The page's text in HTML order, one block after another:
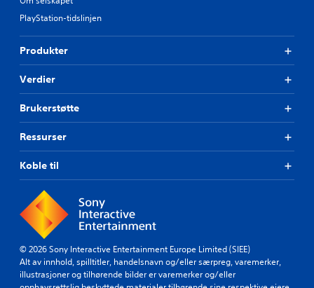
PlayStation-tidslinjen
Produkter
Verdier
Brukerstøtte
Ressurser
Koble til
© 2026 Sony Interactive Entertainment Europe Limited (SIEE)
Alt av innhold, spilltitler, handelsnavn og/eller særpreg, varemerker,
illustrasjoner og tilhørende bilder er varemerker og/eller